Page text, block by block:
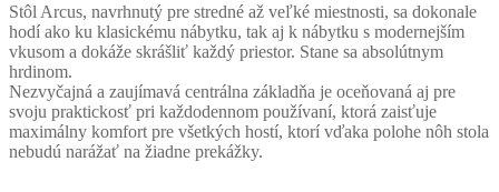
Stôl Arcus, navrhnutý pre stredné až veľké miestnosti, sa dokonale
hodí ako ku klasickému nábytku, tak aj k nábytku s modernejším
vkusom a dokáže skrášliť každý priestor. Stane sa absolútnym
hrdinom.
Nezvyčajná a zaujímavá centrálna základňa je oceňovaná aj pre
svoju praktickosť pri každodennom používaní, ktorá zaisťuje
maximálny komfort pre všetkých hostí, ktorí vďaka polohe nôh stola
nebudú narážať na žiadne prekážky.